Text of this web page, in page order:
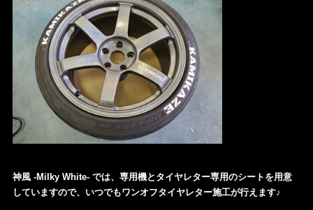
神風 -Milky White- では、専用機とタイヤレター専用のシートを用意
していますので、いつでもワンオフタイヤレター施工が行えます♪